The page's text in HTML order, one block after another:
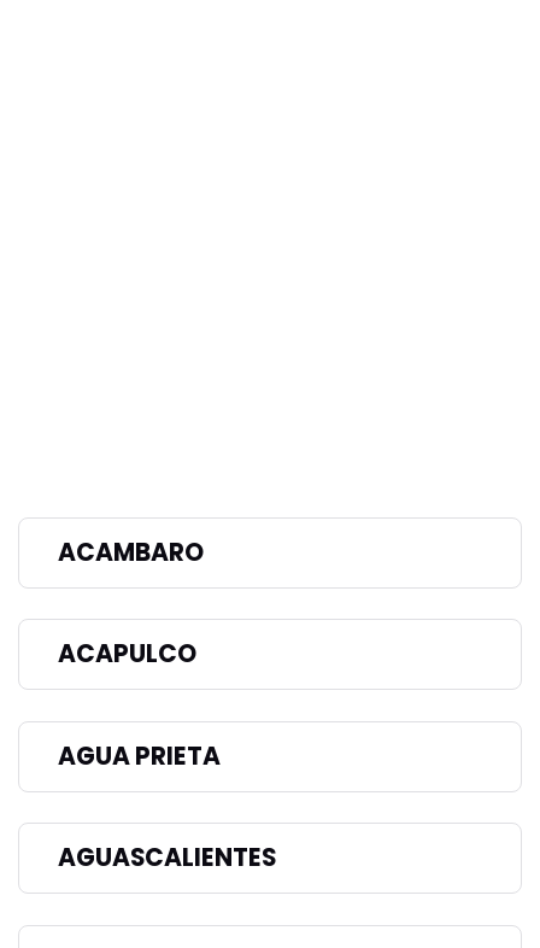
ACAMBARO
ACAPULCO
AGUA PRIETA
AGUASCALIENTES